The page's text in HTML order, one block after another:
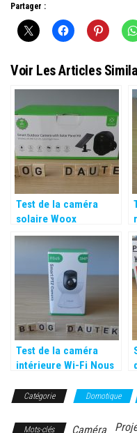
Partager :
Voir Les Articles
Test de la caméra
solaire Woox
Test de la caméra
intérieure Wi-Fi Nous
Catégorie Domotique
Mots-clés Caméra